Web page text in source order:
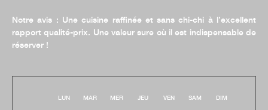
Notre avis : Une cuisine raffinée et sans chi-chi à l’excellent
rapport qualité-prix. Une valeur sure où il est indispensable de
réserver !
LUN MAR MER JEU VEN SAM DIM